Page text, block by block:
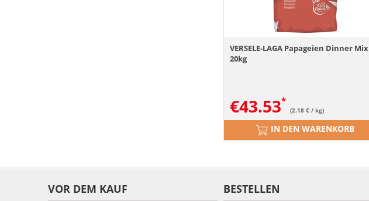
VERSELE-LAGA Papageien Dinner Mix
20kg
€43.53 (2.18 € / kg)
IN DEN WARENKORB
VOR DEM KAUF BESTELLEN